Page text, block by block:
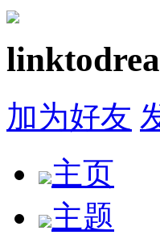
加为好友
主页
主题